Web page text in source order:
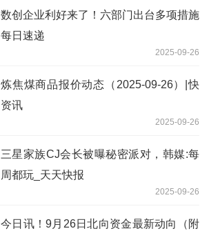
数创企业利好来了！六部门出台多项措施
每日速递
2025-09-26
炼焦煤商品报价动态（2025-09-26）|快
资讯
2025-09-26
三星家族CJ会长被曝秘密派对，韩媒:每
周都玩_天天快报
2025-09-26
今日讯！9月26日北向资金最新动向（附